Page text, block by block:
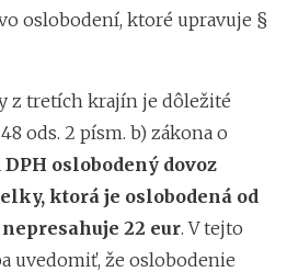
oslobodení, ktoré upravuje §
z tretích krajín je dôležité
ods. 2 písm. b) zákona o
DPH oslobodený dovoz
ktorá je oslobodená od
22 eur. V tejto
uvedomiť, že oslobodenie